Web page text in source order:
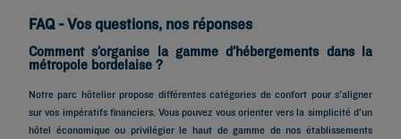
FAQ - Vos questions, nos réponses
Comment s’organise la gamme d’hébergements dans la
métropole bordelaise ?
Notre parc hôtelier propose différentes catégories de confort pour s'aligner
sur vos impératifs financiers. Vous pouvez vous orienter vers la simplicité d'un
hôtel économique ou privilégier le haut de gamme de nos établissements